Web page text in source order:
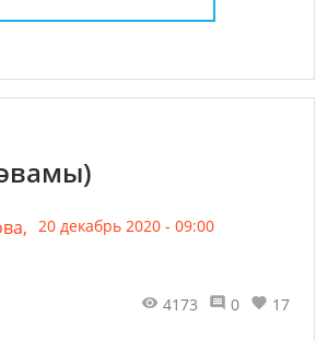
20 декабрь 2020 - 09:00
4173 0 17